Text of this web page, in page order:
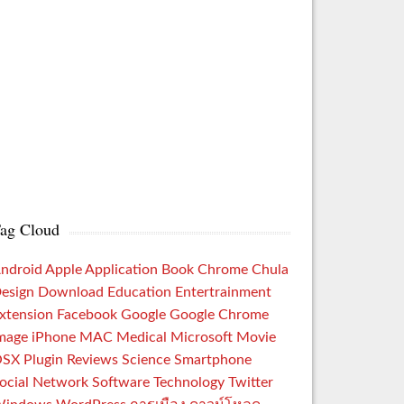
Cloud
Apple Application Book Chrome Chula
Download Education Entertrainment
Facebook Google Google Chrome
iPhone MAC Medical Microsoft Movie
Plugin Reviews Science Smartphone
Network Software Technology Twitter